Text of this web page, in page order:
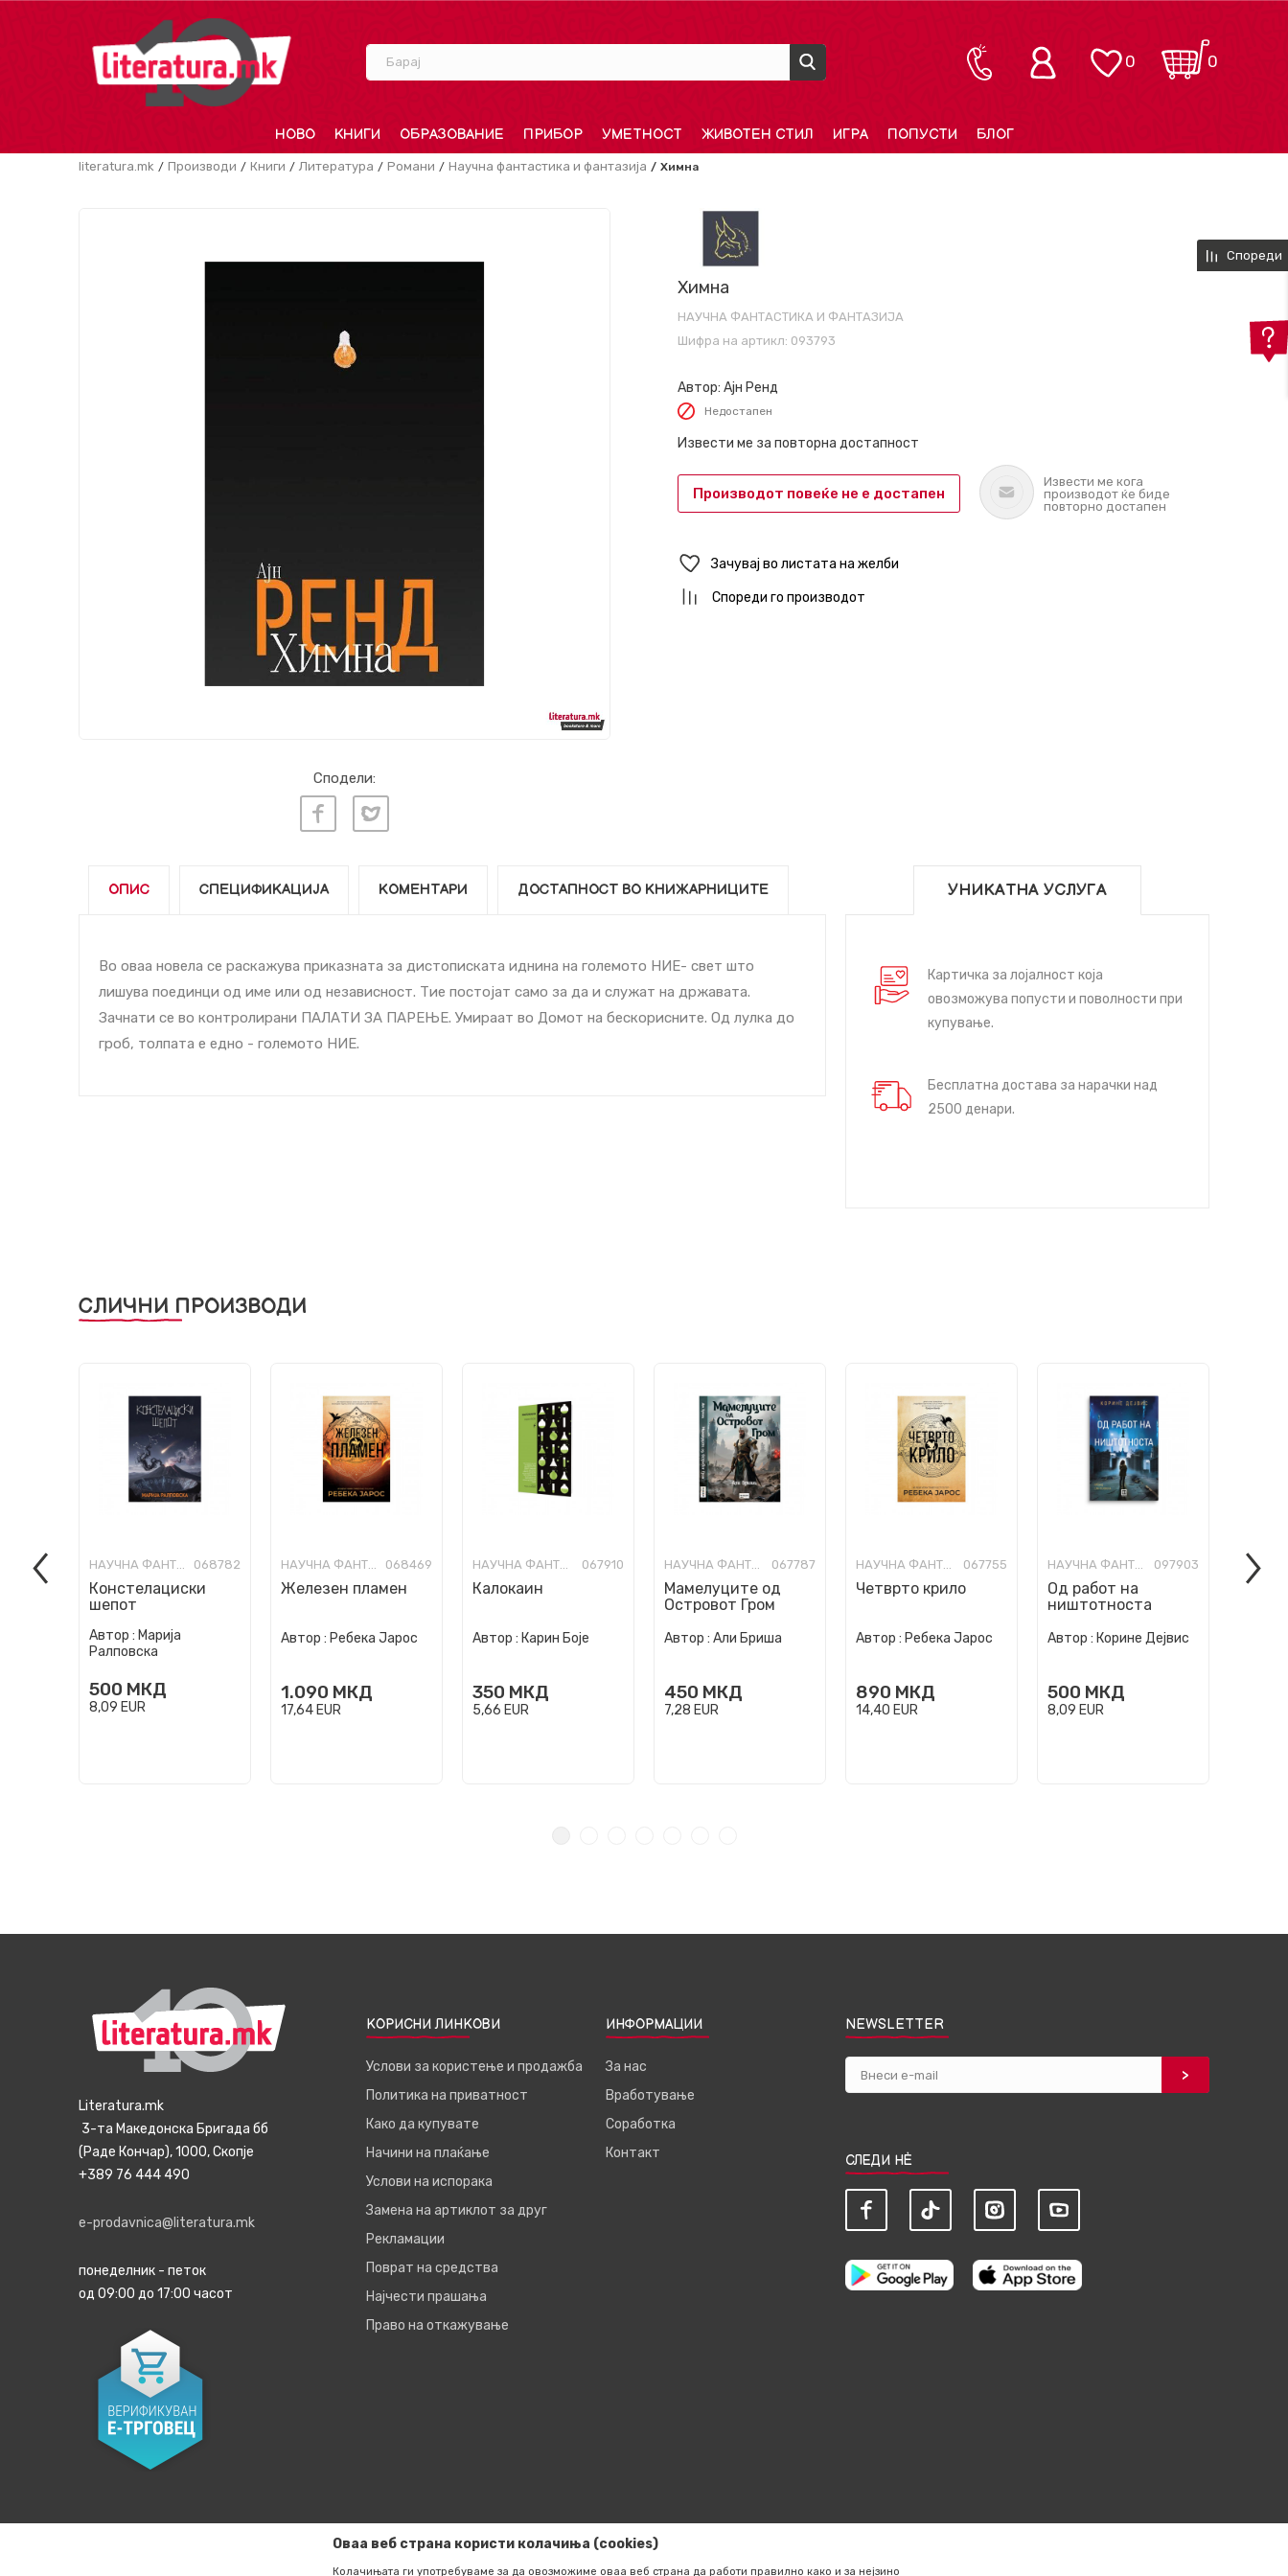
Барај 0
0
НОВО КНИГИ ОБРАЗОВАНИЕ ПРИБОР УМЕТНОСТ ЖИВОТЕН СТИЛ ИГРА ПОПУСТИ БЛОГ
literatura.mk Производи Книги Литература Романи Научна фантастика и фантазија Химна
Сподели:
Химна
НАУЧНА ФАНТАСТИКА И ФАНТАЗИЈА
Шифра на артикл: 093793
Автор: Ајн Ренд
Недостапен
Извести ме за повторна достапност
Производот повеќе не е достапен
Извести ме кога
производот ќе биде
повторно достапен
Зачувај во листата на желби
Спореди го производот
ОПИС СПЕЦИФИКАЦИЈА КОМЕНТАРИ ДОСТАПНОСТ ВО КНИЖАРНИЦИТЕ
Во оваа новела се раскажува приказната за дистописката иднина на големото НИЕ- свет што
лишува поединци од име или од независност. Тие постојат само за да и служат на државата.
Зачнати се во контролирани ПАЛАТИ ЗА ПАРЕЊЕ. Умираат во Домот на бескорисните. Од лулка до
гроб, толпата е едно - големото НИЕ.
УНИКАТНА УСЛУГА
Картичка за лојалност која
овозможува попусти и поволности при
купување.
Бесплатна достава за нарачки над
2500 денари.
СЛИЧНИ ПРОИЗВОДИ
НАУЧНА ФАНТАСТИКА И ФАНТАЗИЈА 068782
Констелациски
шепот
Автор : Марија
Ралповска
500 МКД
8,09 EUR
НАУЧНА ФАНТАСТИКА И ФАНТАЗИЈА 068469
Железен пламен
Автор : Ребека Јарос
1.090 МКД
17,64 EUR
НАУЧНА ФАНТАСТИКА И ФАНТАЗИЈА 067910
Калокаин
Автор : Карин Боје
350 МКД
5,66 EUR
НАУЧНА ФАНТАСТИКА И ФАНТАЗИЈА 067787
Мамелуците од
Островот Гром
Автор : Али Бриша
450 МКД
7,28 EUR
НАУЧНА ФАНТАСТИКА И ФАНТАЗИЈА 067755
Четврто крило
Автор : Ребека Јарос
890 МКД
14,40 EUR
НАУЧНА ФАНТАСТИКА И ФАНТАЗИЈА 097903
Од работ на
ништотноста
Автор : Корине Дејвис
500 МКД
8,09 EUR
Под
Спореди
Literatura.mk
3-та Македонска Бригада бб
(Раде Кончар), 1000, Скопје
+389 76 444 490
e-prodavnica@literatura.mk
понеделник - петок
од 09:00 до 17:00 часот
КОРИСНИ ЛИНКОВИ
Услови за користење и продажба
Политика на приватност
Како да купувате
Начини на плаќање
Услови на испорака
Замена на артиклот за друг
Рекламации
Поврат на средства
Најчести прашања
Право на откажување
ИНФОРМАЦИИ
За нас
Вработување
Соработка
Контакт
NEWSLETTER
СЛЕДИ НЀ
Оваа веб страна користи колачиња (cookies)
Колачињата ги употребуваме за да овозможиме оваа веб страна да работи правилно како и за нејзино